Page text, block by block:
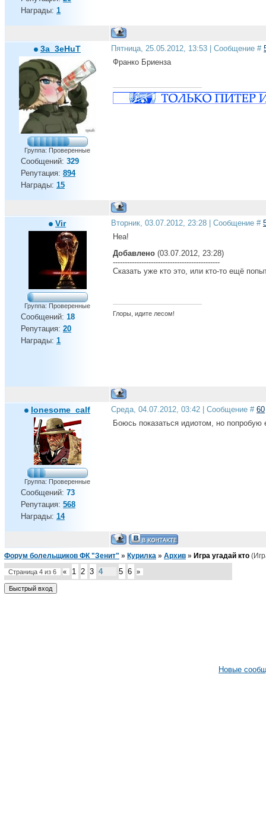
Награды: 1
3a_3eHuT
Группа: Проверенные
Сообщений: 329
Репутация: 894
Награды: 15
Пятница, 25.05.2012, 13:53 | Сообщение #
Франко Бриенза
Vir
Группа: Проверенные
Сообщений: 18
Репутация: 20
Награды: 1
Вторник, 03.07.2012, 23:28 | Сообщение #
Неа!
Добавлено (03.07.2012, 23:28)
---------------------------------------------
Сказать уже кто это, или кто-то ещё
Глоры, идите лесом!
lonesome_calf
Группа: Проверенные
Сообщений: 73
Репутация: 568
Награды: 14
Среда, 04.07.2012, 03:42 | Сообщение # 60
Боюсь показаться идиотом, но
Форум болельщиков ФК "Зенит" » Курилка » Архив » Игра угадай кто
Страница 4 из 6 « 1 2 3 4 5 6 »
Новые